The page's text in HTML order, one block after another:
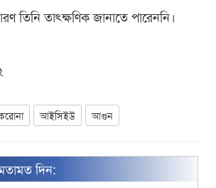
তিনি তাৎক্ষণিক জানাতে পারেননি।
আইসিইউ আগুন
দিন: